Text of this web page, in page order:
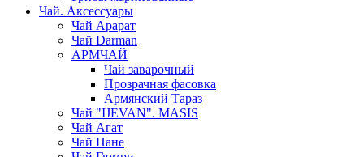
Чай. Аксессуары
Чай Арарат
Чай Darman
АРМЧАЙ
Чай заварочный
Прозрачная фасовка
Армянский Тараз
Чай "IJEVAN". MASIS
Чай Агат
Чай Нане